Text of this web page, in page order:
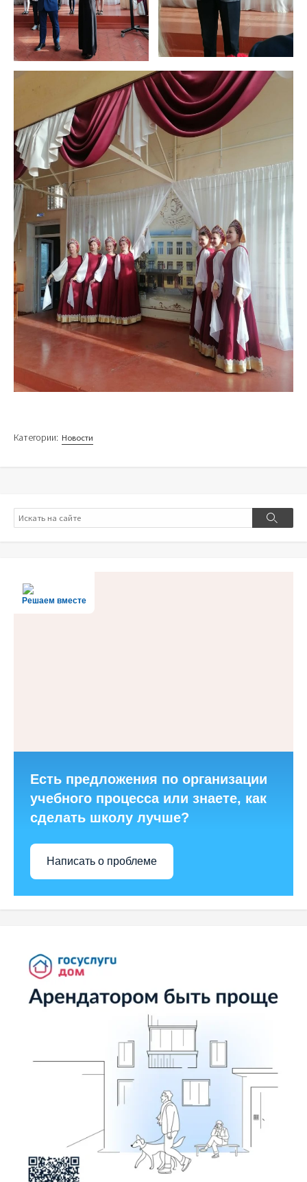
Категории: Новости
Поиск
Поиск
Решаем вместе
Есть предложения по организации
учебного процесса или знаете, как
сделать школу лучше?
Написать о проблеме